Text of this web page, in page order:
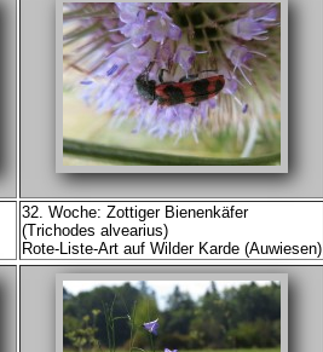
32. Woche: Zottiger Bienenkäfer
(Trichodes alvearius)
Rote-Liste-Art auf Wilder Karde (Auwiesen)